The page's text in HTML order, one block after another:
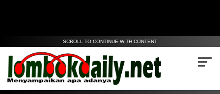
SCROLL TO CONTINUE WITH CONTENT